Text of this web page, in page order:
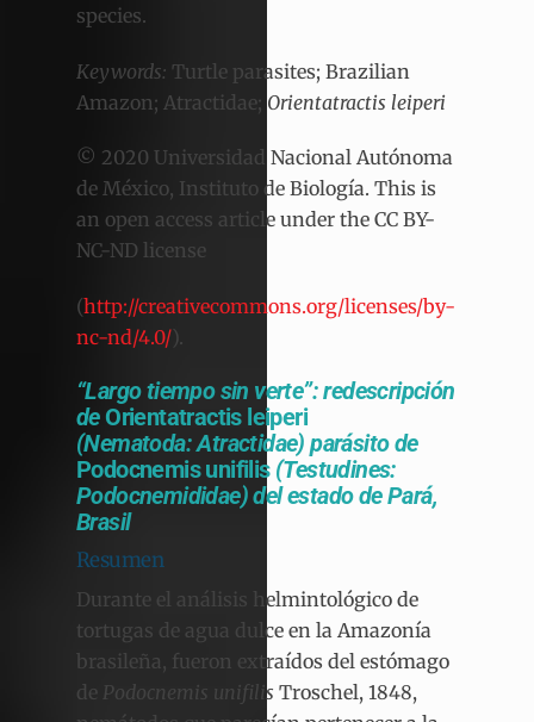
species.
Keywords: Turtle parasites; Brazilian
Amazon; Atractidae; Orientatractis leiperi
© 2020 Universidad Nacional Autónoma
de México, Instituto de Biología. This is
an open access article under the CC BY-
NC-ND license
(http://creativecommons.org/licenses/by-
nc-nd/4.0/).
“Largo tiempo sin verte”: redescripción
de Orientatractis leiperi
(Nematoda: Atractidae) parásito de
Podocnemis unifilis(Testudines:
Podocnemididae) del estado de Pará,
Brasil
Resumen
Durante el análisis helmintológico de
tortugas de agua dulce en la Amazonía
brasileña, fueron extraídos del estómago
de Podocnemis unifilis Troschel, 1848,